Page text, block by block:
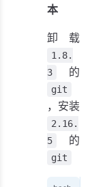
本
卸载
1.8.
3
的
git
，安装
2.16.
5
的
git